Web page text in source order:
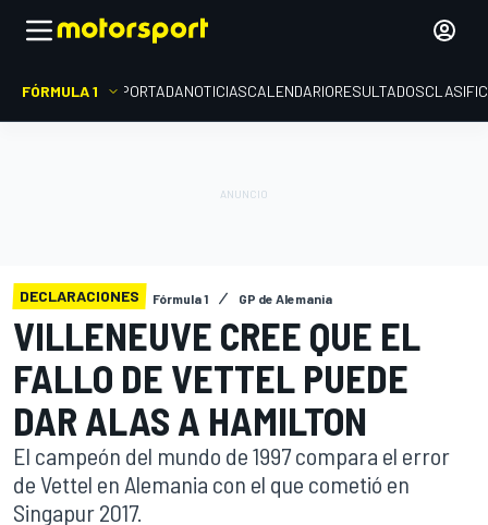
FÓRMULA 1 PORTADANOTICIASCALENDARIORESULTADOS
DECLARACIONES Fórmula 1 GP de Alemania
VILLENEUVE CREE QUE EL
FALLO DE VETTEL PUEDE
DAR ALAS A HAMILTON
El campeón del mundo de 1997 compara el error
de Vettel en Alemania con el que cometió en
Singapur 2017.